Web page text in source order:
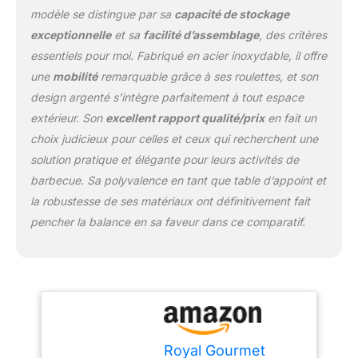
chariot est en acier
inoxydable et est équipé
d'une structure tubulaire
en acier noir composée
de 4 pieds tubulaires
robustes, qui sont
solides et durables.
Facile à déplacer : avec
les deux roulettes et la
pouvez facilement
déplacer le chariot de
barbecue à l'endroit
jardin ou de votre
terrasse.
modèle se distingue par sa capacité de stockage
exceptionnelleet sa facilité d’assemblage, des critères
essentiels pour moi. Fabriqué en acier inoxydable, il offre
une mobilitéremarquable grâce à ses roulettes, et son
design argenté s’intègre parfaitement à tout espace
extérieur. Son excellent rapport qualité/prixen fait un
choix judicieux pour celles et ceux qui recherchent une
solution pratique et élégante pour leurs activités de
barbecue. Sa polyvalence en tant que table d’appoint et
la robustesse de ses matériaux ont définitivement fait
pencher la balance en sa faveur dans ce comparatif.
Royal Gourmet